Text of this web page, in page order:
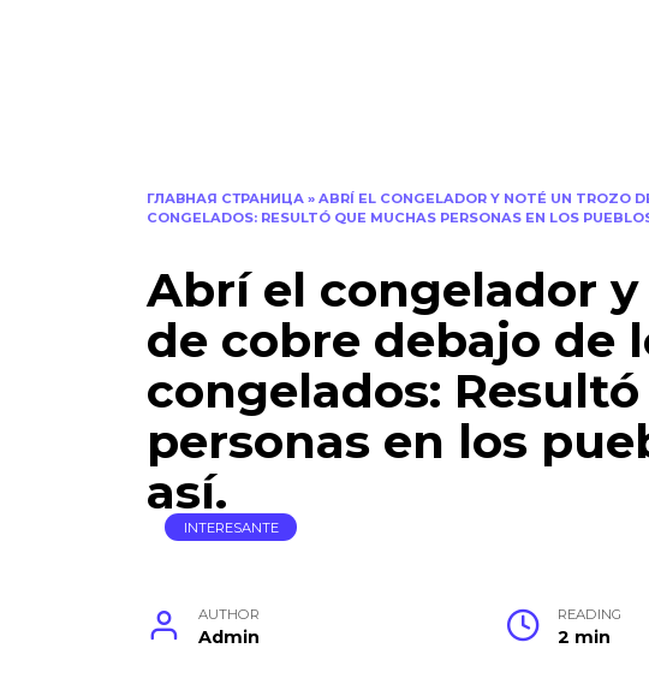
ГЛАВНАЯ СТРАНИЦА » ABRÍ EL CONGELADOR Y NOTÉ UN TROZO
CONGELADOS: RESULTÓ QUE MUCHAS PERSONAS EN LOS
Abrí el congelador
de cobre debajo de
congelados:
personas en los
así.
INTERESANTE
AUTHOR
Admin
READING
2 min